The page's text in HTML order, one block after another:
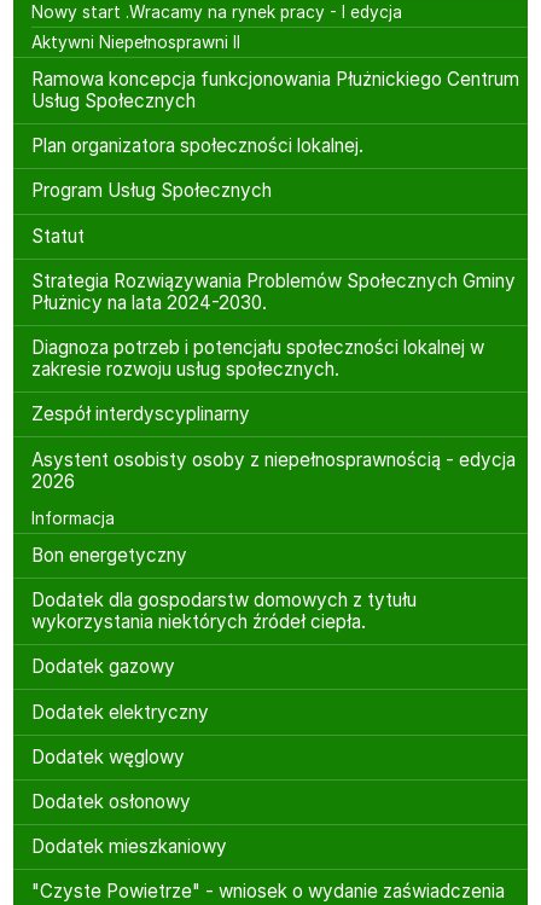
Nowy start .Wracamy na rynek pracy - I edycja
Aktywni Niepełnosprawni II
Ramowa koncepcja funkcjonowania Płużnickiego Centrum
Usług Społecznych
Plan organizatora społeczności lokalnej.
Program Usług Społecznych
Statut
Strategia Rozwiązywania Problemów Społecznych Gminy
Płużnicy na lata 2024-2030.
Diagnoza potrzeb i potencjału społeczności lokalnej w
zakresie rozwoju usług społecznych.
Zespół interdyscyplinarny
Asystent osobisty osoby z niepełnosprawnością - edycja
2026
Informacja
Bon energetyczny
Dodatek dla gospodarstw domowych z tytułu
wykorzystania niektórych źródeł ciepła.
Dodatek gazowy
Dodatek elektryczny
Dodatek węglowy
Dodatek osłonowy
Dodatek mieszkaniowy
"Czyste Powietrze" - wniosek o wydanie zaświadczenia